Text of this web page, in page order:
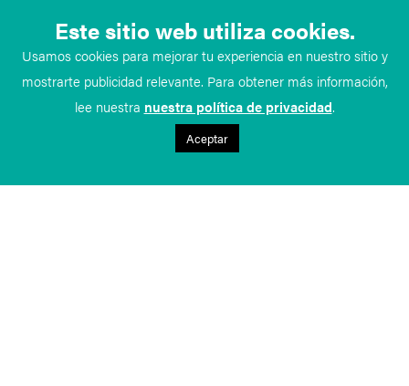
Este sitio web utiliza cookies.
Usamos cookies para mejorar tu experiencia en nuestro sitio y
mostrarte publicidad relevante. Para obtener más información,
lee nuestra nuestra política de privacidad.
Aceptar